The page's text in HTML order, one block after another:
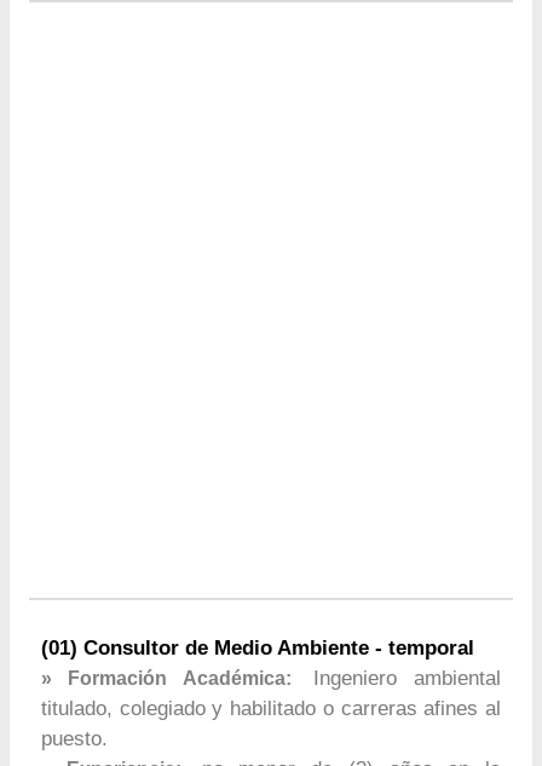
(01) Consultor de Medio Ambiente - temporal
» Formación Académica:
Ingeniero ambiental
titulado, colegiado y habilitado o carreras afines al
puesto.